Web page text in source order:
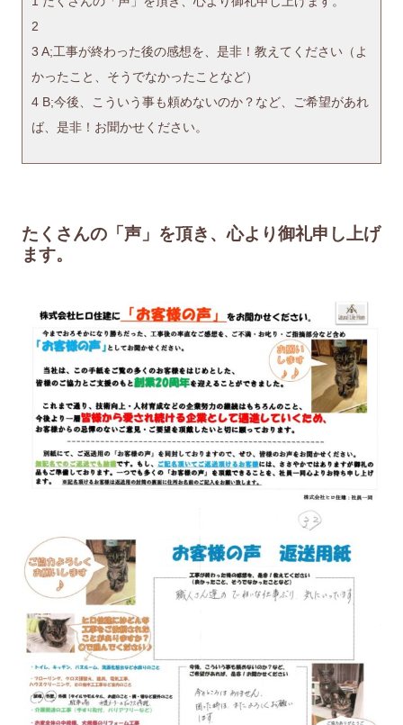
2
3 A;工事が終わった後の感想を、是非！教えてください（よ
かったこと、そうでなかったことなど）
4 B;今後、こういう事も頼めないのか？など、ご希望があれ
ば、是非！お聞かせください。
たくさんの「声」を頂き、心より御礼申し上げ
ます。